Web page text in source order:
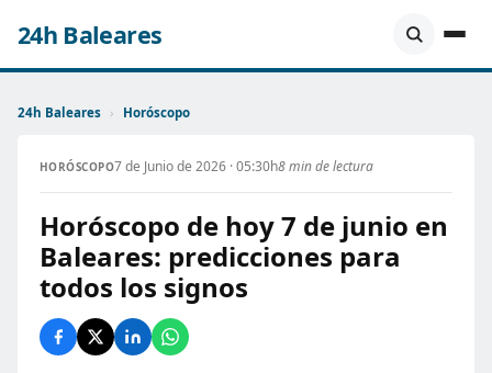
24h Baleares
24h Baleares › Horóscopo
HORÓSCOPO7 de Junio de 2026 · 05:30h8 min de lectura
Horóscopo de hoy 7 de junio en
Baleares: predicciones para
todos los signos